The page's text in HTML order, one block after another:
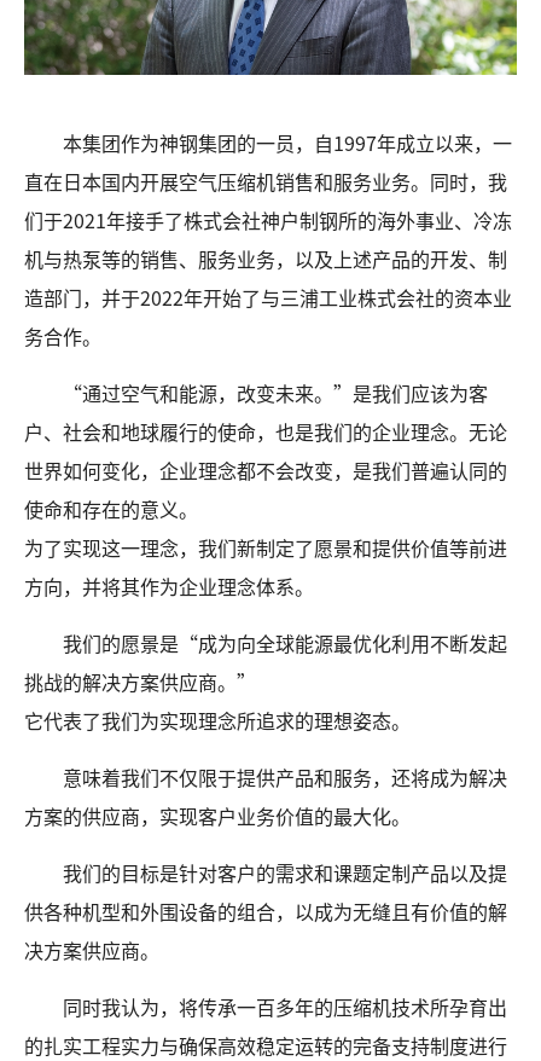
本集团作为神钢集团的一员，自1997年成立以来，一
直在日本国内开展空气压缩机销售和服务业务。同时，我
们于2021年接手了株式会社神户制钢所的海外事业、冷冻
机与热泵等的销售、服务业务，以及上述产品的开发、制
造部门，并于2022年开始了与三浦工业株式会社的资本业
务合作。
“通过空气和能源，改变未来。”是我们应该为客
户、社会和地球履行的使命，也是我们的企业理念。无论
世界如何变化，企业理念都不会改变，是我们普遍认同的
使命和存在的意义。
为了实现这一理念，我们新制定了愿景和提供价值等前进
方向，并将其作为企业理念体系。
我们的愿景是“成为向全球能源最优化利用不断发起
挑战的解决方案供应商。”
它代表了我们为实现理念所追求的理想姿态。
意味着我们不仅限于提供产品和服务，还将成为解决
方案的供应商，实现客户业务价值的最大化。
我们的目标是针对客户的需求和课题定制产品以及提
供各种机型和外围设备的组合，以成为无缝且有价值的解
决方案供应商。
同时我认为，将传承一百多年的压缩机技术所孕育出
的扎实工程实力与确保高效稳定运转的完备支持制度进行